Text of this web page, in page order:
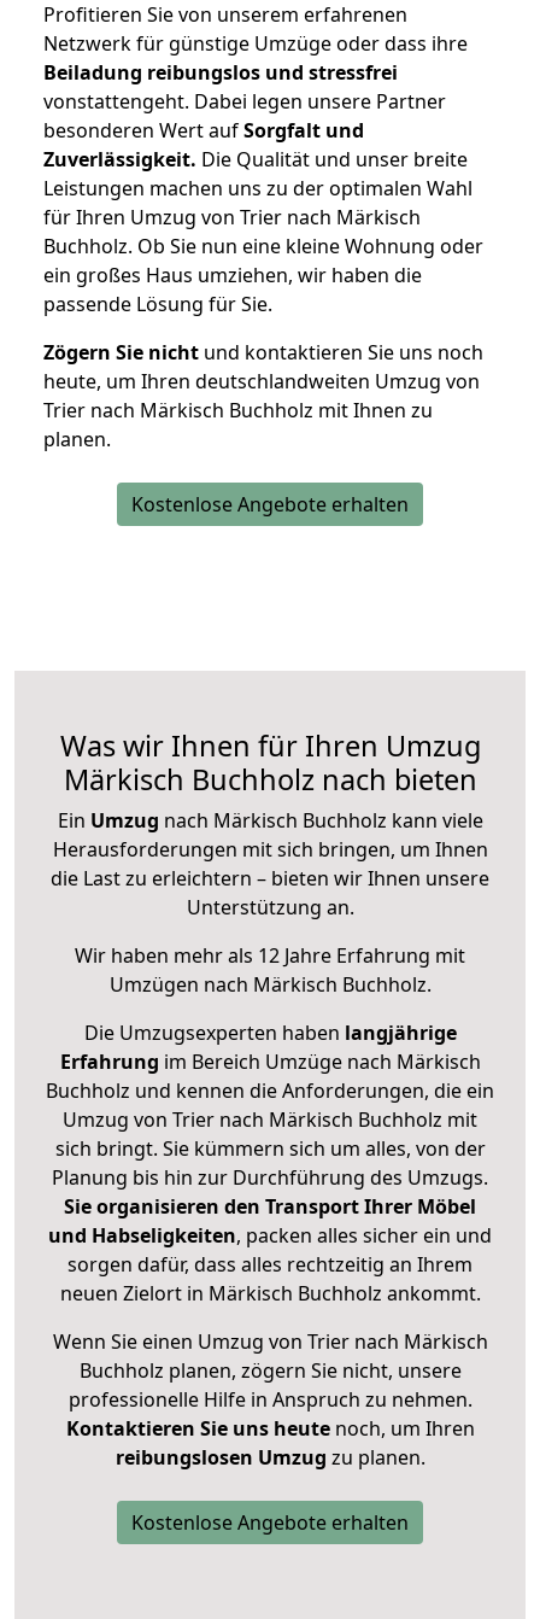
Profitieren Sie von unserem erfahrenen
Netzwerk für günstige Umzüge oder dass ihre
Beiladung reibungslos und stressfrei
vonstattengeht. Dabei legen unsere Partner
besonderen Wert aufSorgfalt und
Zuverlässigkeit. Die Qualität und unser breite
Leistungen machen uns zu der optimalen Wahl
für Ihren Umzug von Trier nach Märkisch
Buchholz. Ob Sie nun eine kleine Wohnung oder
ein großes Haus umziehen, wir haben die
passende Lösung für Sie.
Zögern Sie nicht und kontaktieren Sie uns noch
heute, um Ihren deutschlandweiten Umzug von
Trier nach Märkisch Buchholz mit Ihnen zu
planen.
Kostenlose Angebote erhalten
Was wir Ihnen für Ihren Umzug
Märkisch Buchholz nach bieten
Ein Umzug nach Märkisch Buchholz kann viele
Herausforderungen mit sich bringen, um Ihnen
die Last zu erleichtern – bieten wir Ihnen unsere
Unterstützung an.
Wir haben mehr als 12 Jahre Erfahrung mit
Umzügen nach Märkisch Buchholz.
Die Umzugsexperten haben langjährige
Erfahrung im Bereich Umzüge nach Märkisch
Buchholz und kennen die Anforderungen, die ein
Umzug von Trier nach Märkisch Buchholz mit
sich bringt. Sie kümmern sich um alles, von der
Planung bis hin zur Durchführung des Umzugs.
Sie organisieren den Transport Ihrer Möbel
und Habseligkeiten, packen alles sicher ein und
sorgen dafür, dass alles rechtzeitig an Ihrem
neuen Zielort in Märkisch Buchholz ankommt.
Wenn Sie einen Umzug von Trier nach Märkisch
Buchholz planen, zögern Sie nicht, unsere
professionelle Hilfe in Anspruch zu nehmen.
Kontaktieren Sie uns heutenoch, um Ihren
reibungslosen Umzug zu planen.
Kostenlose Angebote erhalten